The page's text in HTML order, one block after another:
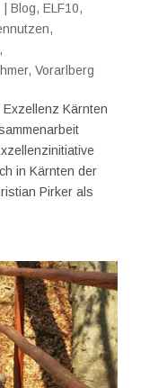
Blog, ELF10,
,
,
, Vorarlberg
Kärnten
in Kärnten der
Pirker als